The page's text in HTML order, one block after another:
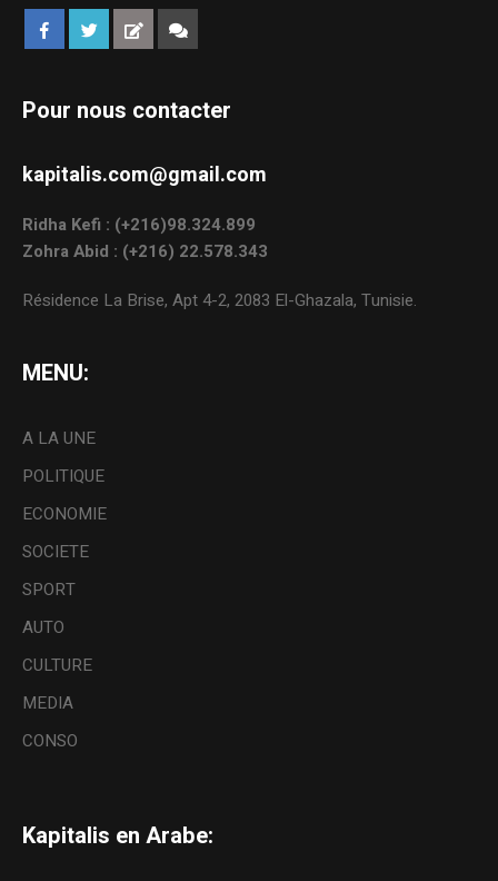
Pour nous contacter
kapitalis.com@gmail.com
Ridha Kefi : (+216)98.324.899
Zohra Abid : (+216) 22.578.343
Résidence La Brise, Apt 4-2, 2083 El-Ghazala, Tunisie.
MENU:
A LA UNE
POLITIQUE
ECONOMIE
SOCIETE
SPORT
AUTO
CULTURE
MEDIA
CONSO
Kapitalis en Arabe: